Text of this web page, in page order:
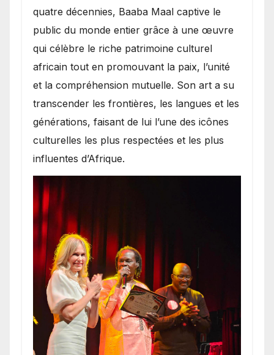
quatre décennies, Baaba Maal captive le
public du monde entier grâce à une œuvre
qui célèbre le riche patrimoine culturel
africain tout en promouvant la paix, l’unité
et la compréhension mutuelle. Son art a su
transcender les frontières, les langues et les
générations, faisant de lui l’une des icônes
culturelles les plus respectées et les plus
influentes d’Afrique.